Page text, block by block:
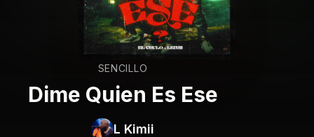
SENCILLO
Dime Quien Es Ese
L Kimii